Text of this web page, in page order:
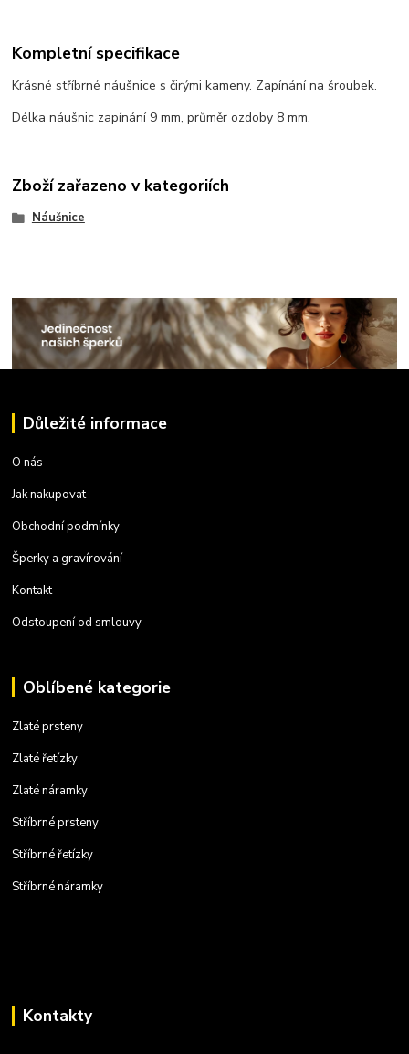
Kompletní specifikace
Krásné stříbrné náušnice s čirými kameny. Zapínání na šroubek.
Délka náušnic zapínání 9 mm, průměr ozdoby 8 mm.
Zboží zařazeno v kategoriích
Náušnice
Důležité informace
O nás
Jak nakupovat
Obchodní podmínky
Šperky a gravírování
Kontakt
Odstoupení od smlouvy
Oblíbené kategorie
Zlaté prsteny
Zlaté řetízky
Zlaté náramky
Stříbrné prsteny
Stříbrné řetízky
Stříbrné náramky
Kontakty